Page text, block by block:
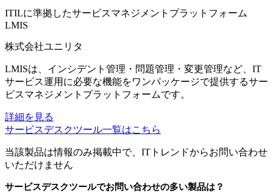
ITILに準拠したサービスマネジメントプラットフォーム
LMIS
株式会社ユニリタ
LMISは、インシデント管理・問題管理・変更管理など、IT
サービス運用に必要な機能をワンパッケージで提供するサー
ビスマネジメントプラットフォームです。
詳細を見る
サービスデスクツール一覧はこちら
当該製品は情報のみ掲載中で、ITトレンドからお問い合わせ
いただけません
サービスデスクツールでお問い合わせの多い製品は？